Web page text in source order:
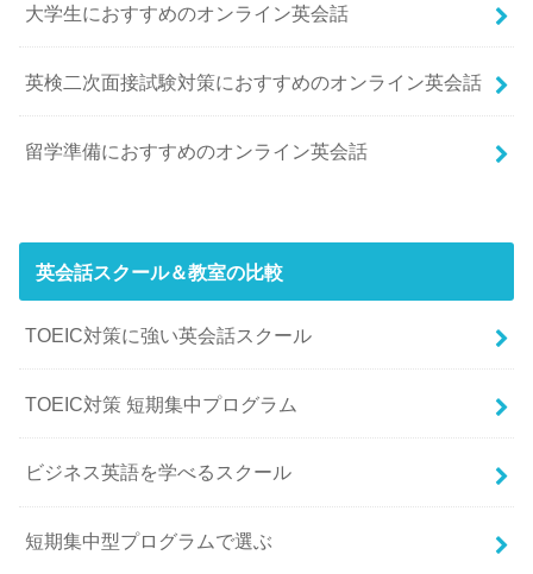
大学生におすすめのオンライン英会話
英検二次面接試験対策におすすめのオンライン英会話
留学準備におすすめのオンライン英会話
英会話スクール＆教室の比較
TOEIC対策に強い英会話スクール
TOEIC対策 短期集中プログラム
ビジネス英語を学べるスクール
短期集中型プログラムで選ぶ